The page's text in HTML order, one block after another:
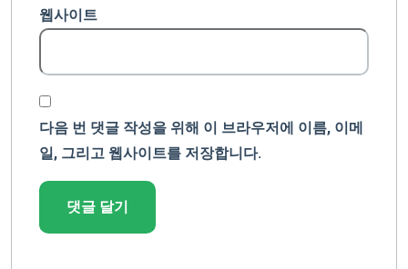
웹사이트
다음 번 댓글 작성을 위해 이 브라우저에 이름, 이메
일, 그리고 웹사이트를 저장합니다.